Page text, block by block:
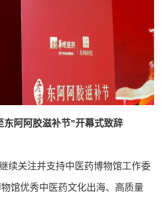
东阿阿胶滋补节”开幕式致辞
关注并支持中医药博物馆工作委
馆优秀中医药文化出海、高质量